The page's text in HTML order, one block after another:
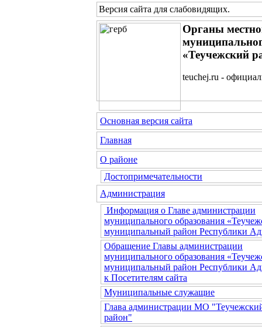
Версия сайта для слабовидящих.
Органы
«Теучежский
teuchej.ru -
Основная версия сайта
Главная
О районе
Достопримечательности
Администрация
Информация о Главе администрации
муниципального образования
муниципальный район Республики
Обращение Главы администрации
муниципального образования
муниципальный район Республики
к Посетителям сайта
Муниципальные служащие
Глава администрации МО
район"